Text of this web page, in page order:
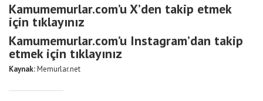
Kamumemurlar.com’u X’den takip etmek
için tıklayınız
Kamumemurlar.com’u Instagram’dan takip
etmek için tıklayınız
Kaynak:Memurlar.net